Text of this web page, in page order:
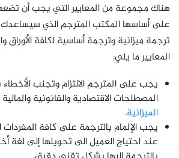
هناك مجموعة من المعايير التي يجب أن
على أساسها المكتب المترجم الذي
ترجمة ميزانية وترجمة أساسية لكافة الأوراق
المعايير ما يلي:
يجب على المترجم الالتزام وتجنب الأخطاء
المصطلحات الاقتصادية والقانونية والمالية
الميزانية.
يجب الإلمام بالترجمة على كافة المفردات
عند احتياج العميل الى تحويلها إلى لغة